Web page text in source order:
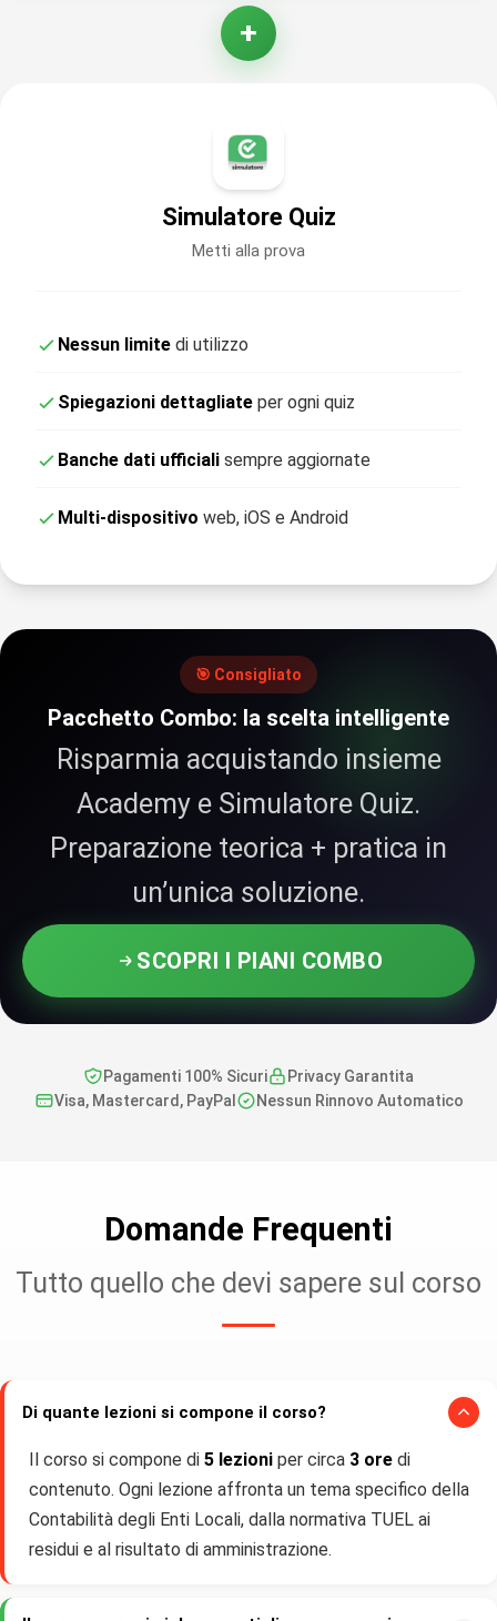
+
Simulatore Quiz
Metti alla prova
Nessun limite di utilizzo
Spiegazioni dettagliate per ogni quiz
Banche dati ufficiali sempre aggiornate
Multi-dispositivo web, iOS e Android
🎯 Consigliato
Pacchetto Combo: la scelta intelligente
Risparmia acquistando insieme
Academy e Simulatore Quiz.
Preparazione teorica + pratica in
un’unica soluzione.
SCOPRI I PIANI COMBO
Pagamenti 100% Sicuri
Privacy Garantita
Visa, Mastercard, PayPal
Nessun Rinnovo Automatico
Domande Frequenti
Tutto quello che devi sapere sul corso
Di quante lezioni si compone il corso?
Il corso si compone di 5 lezioni per circa 3 ore di
contenuto. Ogni lezione affronta un tema specifico della
Contabilità degli Enti Locali, dalla normativa TUEL ai
residui e al risultato di amministrazione.